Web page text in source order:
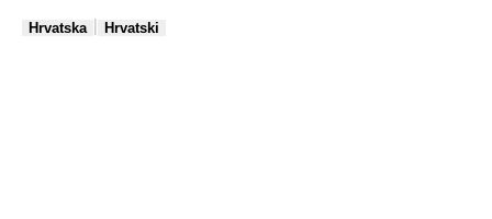
Hrvatska Hrvatski